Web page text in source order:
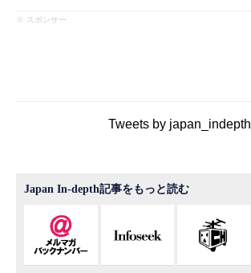
※ スポンサー
Tweets by japan_indepth
Japan In-depth記事をもっと読む